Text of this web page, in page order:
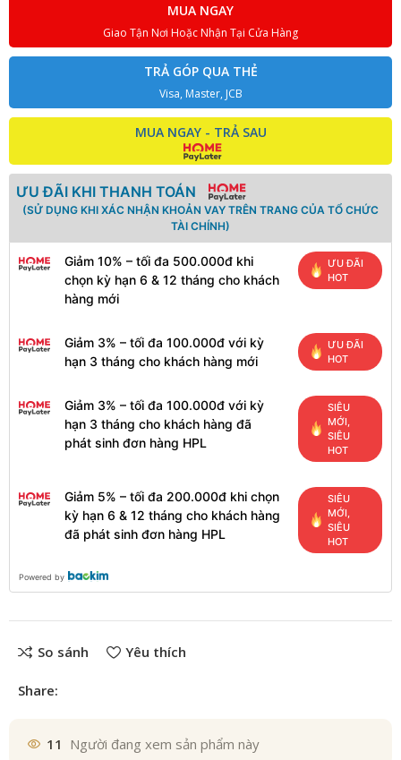
MUA NGAY
Giao Tận Nơi Hoặc Nhận Tại Cửa Hàng
TRẢ GÓP QUA THẺ
Visa, Master, JCB
MUA NGAY - TRẢ SAU
ƯU ĐÃI KHI THANH TOÁN
(SỬ DỤNG KHI XÁC NHẬN KHOẢN VAY TRÊN TRANG CỦA TỔ CHỨC
TÀI CHÍNH)
Giảm 10% – tối đa 500.000đ khi
chọn kỳ hạn 6 & 12 tháng cho khách
hàng mới
ƯU ĐÃI
HOT
Giảm 3% – tối đa 100.000đ với kỳ
hạn 3 tháng cho khách hàng mới
ƯU ĐÃI
HOT
Giảm 3% – tối đa 100.000đ với kỳ
hạn 3 tháng cho khách hàng đã
phát sinh đơn hàng HPL
SIÊU
MỚI,
SIÊU
HOT
Giảm 5% – tối đa 200.000đ khi chọn
kỳ hạn 6 & 12 tháng cho khách hàng
đã phát sinh đơn hàng HPL
SIÊU
MỚI,
SIÊU
HOT
Powered by
So sánh Yêu thích
Share:
11 Người đang xem sản phẩm này